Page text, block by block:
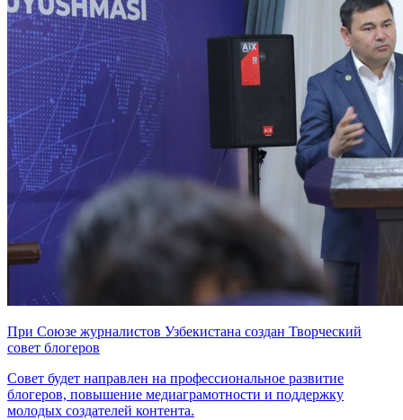
При Союзе журналистов Узбекистана создан Творческий
совет блогеров
Совет будет направлен на профессиональное развитие
блогеров, повышение медиаграмотности и поддержку
молодых создателей контента.